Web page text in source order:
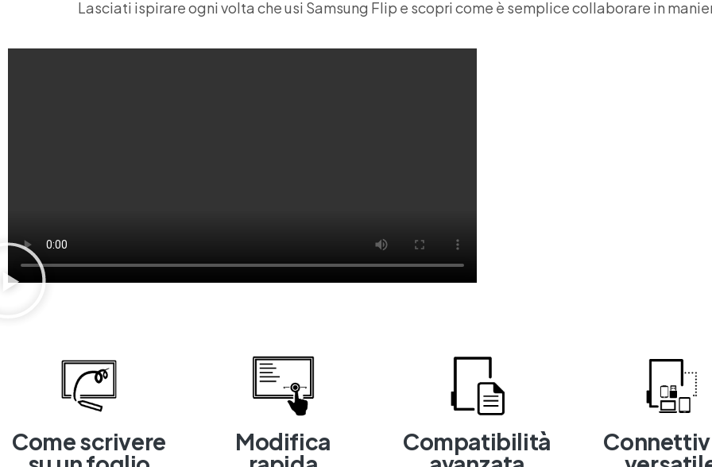
Lasciati ispirare ogni volta che usi Samsung Flip e scopri come è semplice collaborare in
Come scrivere
Modifica
Compatibilità